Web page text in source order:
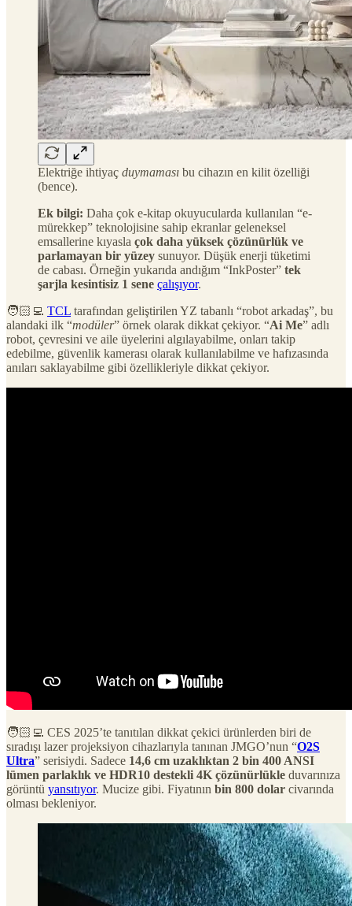
Elektriğe ihtiyaç duymaması bu cihazın en kilit özelliği
(bence).
Ek bilgi: Daha çok e-kitap okuyucularda kullanılan “e-
mürekkep” teknolojisine sahip ekranlar geleneksel
emsallerine kıyasla çok daha yüksek çözünürlük ve
parlamayan bir yüzey sunuyor. Düşük enerji tüketimi
de cabası. Örneğin yukarıda andığım “InkPoster” tek
şarjla kesintisiz 1 sene çalışıyor.
🧑🏻‍💻 TCL tarafından geliştirilen YZ tabanlı “robot arkadaş”, bu
alandaki ilk “modüler” örnek olarak dikkat çekiyor. “Ai Me” adlı
robot, çevresini ve aile üyelerini algılayabilme, onları takip
edebilme, güvenlik kamerası olarak kullanılabilme ve hafızasında
anıları saklayabilme gibi özellikleriyle dikkat çekiyor.
🧑🏻‍💻 CES 2025’te tanıtılan dikkat çekici ürünlerden biri de
sıradışı lazer projeksiyon cihazlarıyla tanınan JMGO’nun “O2S
Ultra” serisiydi. Sadece 14,6 cm uzaklıktan 2 bin 400 ANSI
lümen parlaklık ve HDR10 destekli 4K çözünürlükle duvarınıza
görüntü yansıtıyor. Mucize gibi. Fiyatının bin 800 dolar civarında
olması bekleniyor.